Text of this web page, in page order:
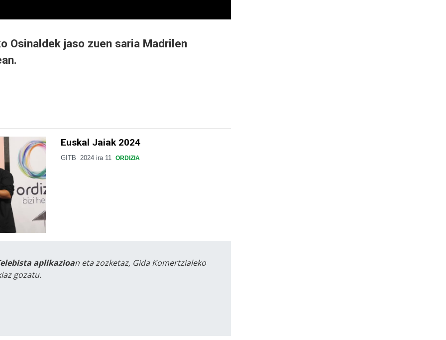
Osinaldek jaso zuen saria Madrilen
Euskal Jaiak 2024
GITB 2024 ira 11 ORDIZIA
aplikazioan eta zozketaz, Gida Komertzialeko
gozatu.